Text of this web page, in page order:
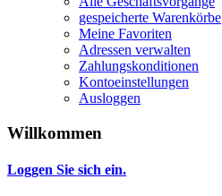
gespeicherte Warenkörbe
Meine Favoriten
Adressen verwalten
Zahlungskonditionen
Kontoeinstellungen
Ausloggen
Willkommen
Loggen Sie sich ein.